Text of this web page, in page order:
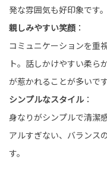
発な雰囲気も好印象です。
親しみやすい笑顔 ：
コミュニケーションを重
ト。話しかけやすい柔ら
が惹かれることが多いです
シンプルなスタイル：
身なりがシンプルで清潔
アルすぎない、バランス
す。